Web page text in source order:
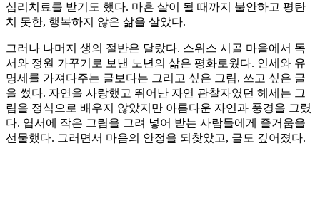
심리치료를 받기도 했다. 마흔 살이 될 때까지 불안하고 평탄
치 못한, 행복하지 않은 삶을 살았다.
그러나 나머지 생의 절반은 달랐다. 스위스 시골 마을에서 독
서와 정원 가꾸기로 보낸 노년의 삶은 평화로웠다. 인세와 유
명세를 가져다주는 글보다는 그리고 싶은 그림, 쓰고 싶은 글
을 썼다. 자연을 사랑했고 뛰어난 자연 관찰자였던 헤세는 그
림을 정식으로 배우지 않았지만 아름다운 자연과 풍경을 그렸
다. 엽서에 작은 그림을 그려 넣어 받는 사람들에게 즐거움을
선물했다. 그러면서 마음의 안정을 되찾았고, 글도 깊어졌다.